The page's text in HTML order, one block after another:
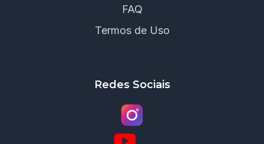
FAQ
Termos de Uso
Redes Sociais